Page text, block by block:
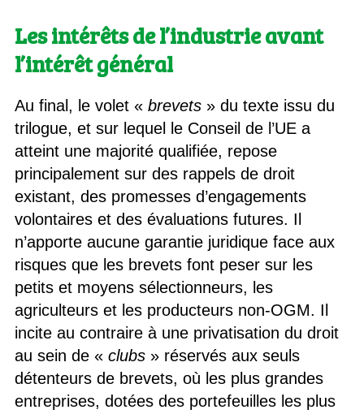
Les intérêts de l’industrie avant
l’intérêt général
Au final, le volet « brevets» du texte issu du
trilogue, et sur lequel le Conseil de l’UE a
atteint une majorité qualifiée, repose
principalement sur des rappels de droit
existant, des promesses d’engagements
volontaires et des évaluations futures. Il
n’apporte aucune garantie juridique face aux
risques que les brevets font peser sur les
petits et moyens sélectionneurs, les
agriculteurs et les producteurs non-OGM. Il
incite au contraire à une privatisation du droit
au sein de « clubs» réservés aux seuls
détenteurs de brevets, où les plus grandes
entreprises, dotées des portefeuilles les plus